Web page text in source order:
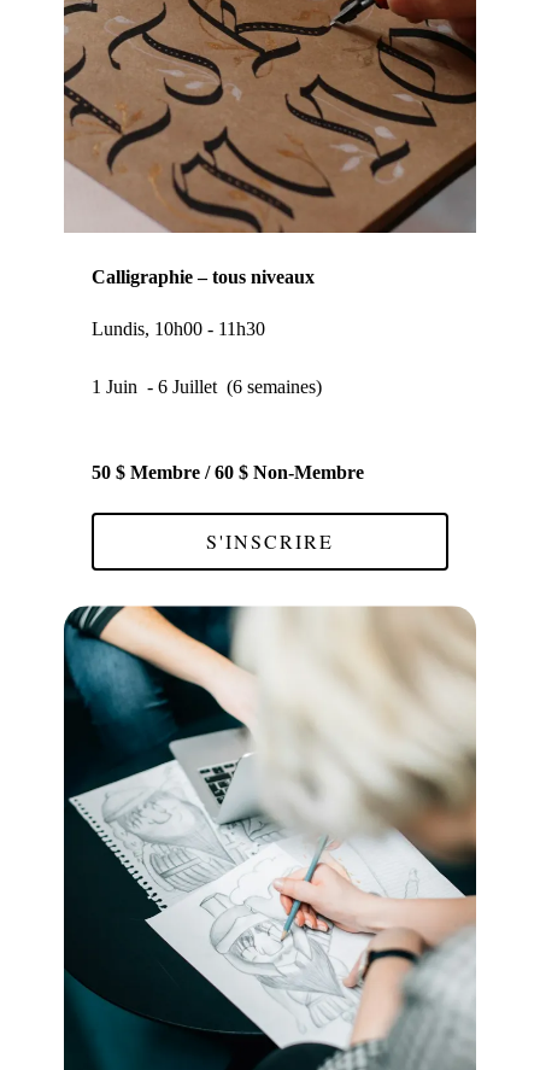
Calligraphie – tous niveaux
Lundis, 10h00 - 11h30
1 Juin - 6 Juillet (6 semaines)
50 $ Membre / 60 $ Non-Membre
S'INSCRIRE